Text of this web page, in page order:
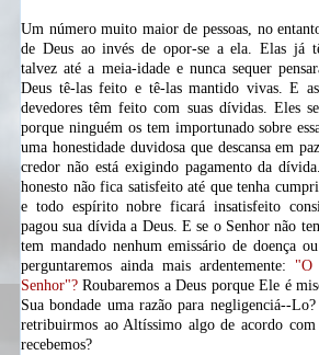
Um número muito maior de pessoas, no
de Deus ao invés de opor-se a ela. Elas já
talvez até a meia-idade e nunca sequer
Deus tê-las feito e tê-las mantido vivas. E
devedores têm feito com suas dívidas. Eles
porque ninguém os tem importunado sobre
uma honestidade duvidosa que descansa em
credor não está exigindo pagamento da
honesto não fica satisfeito até que tenha
e todo espírito nobre ficará insatisfeito
pagou sua dívida a Deus. E se o Senhor não
tem mandado nenhum emissário de doença
perguntaremos ainda mais ardentemente: "O
Senhor"? Roubaremos a Deus porque Ele é
Sua bondade uma razão para negligenciá--Lo?
retribuirmos ao Altíssimo algo de acordo
recebemos?